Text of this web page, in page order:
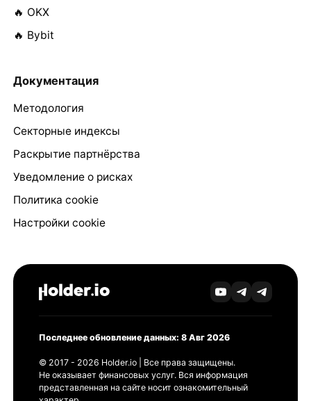
🔥 OKX
🔥 Bybit
Документация
Методология
Секторные индексы
Раскрытие партнёрства
Уведомление о рисках
Политика cookie
Настройки cookie
Последнее обновление данных: 8 Авг 2026
© 2017 - 2026 Holder.io | Все права защищены.
Не оказывает финансовых услуг. Вся информация
представленная на сайте носит ознакомительный